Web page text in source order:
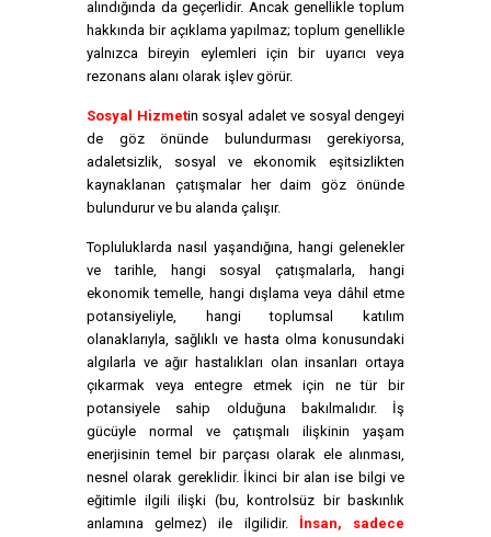
alındığında da geçerlidir. Ancak genellikle toplum
hakkında bir açıklama yapılmaz; toplum genellikle
yalnızca bireyin eylemleri için bir uyarıcı veya
rezonans alanı olarak işlev görür.
Sosyal Hizmetin sosyal adalet ve sosyal dengeyi
de göz önünde bulundurması gerekiyorsa,
adaletsizlik, sosyal ve ekonomik eşitsizlikten
kaynaklanan çatışmalar her daim göz önünde
bulundurur ve bu alanda çalışır.
Topluluklarda nasıl yaşandığına, hangi gelenekler
ve tarihle, hangi sosyal çatışmalarla, hangi
ekonomik temelle, hangi dışlama veya dâhil etme
potansiyeliyle, hangi toplumsal katılım
olanaklarıyla, sağlıklı ve hasta olma konusundaki
algılarla ve ağır hastalıkları olan insanları ortaya
çıkarmak veya entegre etmek için ne tür bir
potansiyele sahip olduğuna bakılmalıdır. İş
gücüyle normal ve çatışmalı ilişkinin yaşam
enerjisinin temel bir parçası olarak ele alınması,
nesnel olarak gereklidir. İkinci bir alan ise bilgi ve
eğitimle ilgili ilişki (bu, kontrolsüz bir baskınlık
anlamına gelmez) ile ilgilidir. İnsan, sadece